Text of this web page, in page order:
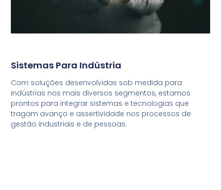
Sistemas Para Indústria
Com soluções desenvolvidas sob medida para
indústrias nos mais diversos segmentos, estamos
prontos para integrar sistemas e tecnologias que
tragam avanço e assertividade nos processos de
gestão industriais e de pessoas.